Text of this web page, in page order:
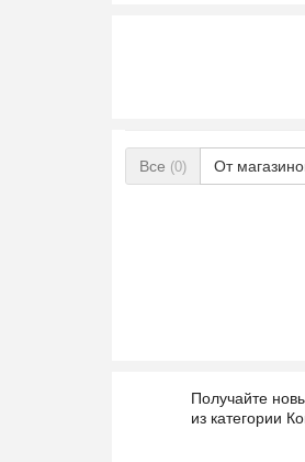
Все (0) От
Получайте
из категории